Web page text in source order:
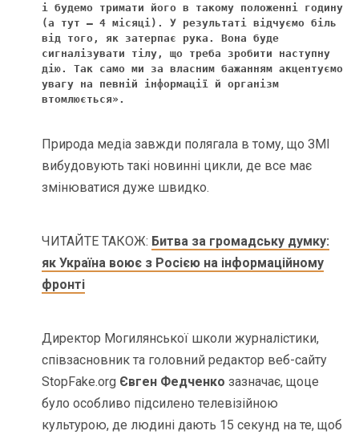
і будемо тримати його в такому положенні годину
(а тут – 4 місяці). У результаті відчуємо біль
від того, як затерпає рука. Вона буде
сигналізувати тілу, що треба зробити наступну
дію. Так само ми за власним бажанням акцентуємо
увагу на певній інформації й організм
втомлюється».
Природа медіа завжди полягала в тому, що ЗМІ
вибудовують такі новинні цикли, де все має
змінюватися дуже швидко.
ЧИТАЙТЕ ТАКОЖ: Битва за громадську думку:
як Україна воює з Росією на інформаційному
фронті
Директор Могилянської школи журналістики,
співзасновник та головний редактор веб-сайту
StopFake.org Євген Федченко зазначає, щоце
було особливо підсилено телевізійною
культурою, де людині дають 15 секунд на те, щоб